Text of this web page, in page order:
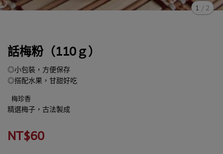
1 /2
話梅粉（110ｇ）
◎小包裝，方便保存
◎搭配水果，甘甜好吃
梅珍香
精選梅子，古法製成
NT$60